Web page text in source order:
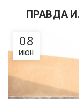
ПРАВДА
08
ИЮН